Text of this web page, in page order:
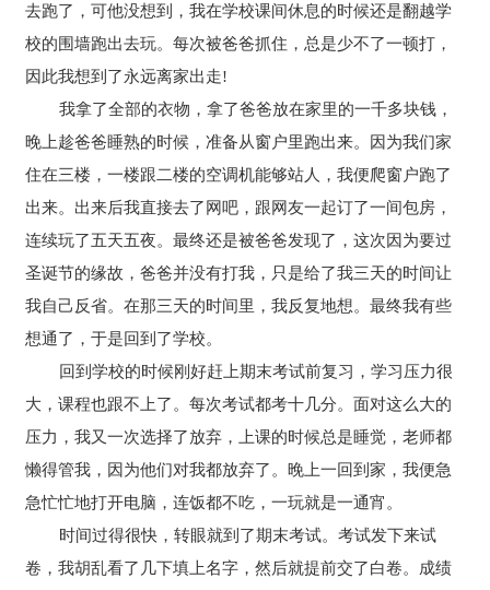
去跑了，可他没想到，我在学校课间休息的时候还是翻越学
校的围墙跑出去玩。每次被爸爸抓住，总是少不了一顿打，
因此我想到了永远离家出走!
我拿了全部的衣物，拿了爸爸放在家里的一千多块钱，
晚上趁爸爸睡熟的时候，准备从窗户里跑出来。因为我们家
住在三楼，一楼跟二楼的空调机能够站人，我便爬窗户跑了
出来。出来后我直接去了网吧，跟网友一起订了一间包房，
连续玩了五天五夜。最终还是被爸爸发现了，这次因为要过
圣诞节的缘故，爸爸并没有打我，只是给了我三天的时间让
我自己反省。在那三天的时间里，我反复地想。最终我有些
想通了，于是回到了学校。
回到学校的时候刚好赶上期末考试前复习，学习压力很
大，课程也跟不上了。每次考试都考十几分。面对这么大的
压力，我又一次选择了放弃，上课的时候总是睡觉，老师都
懒得管我，因为他们对我都放弃了。晚上一回到家，我便急
急忙忙地打开电脑，连饭都不吃，一玩就是一通宵。
时间过得很快，转眼就到了期末考试。考试发下来试
卷，我胡乱看了几下填上名字，然后就提前交了白卷。成绩